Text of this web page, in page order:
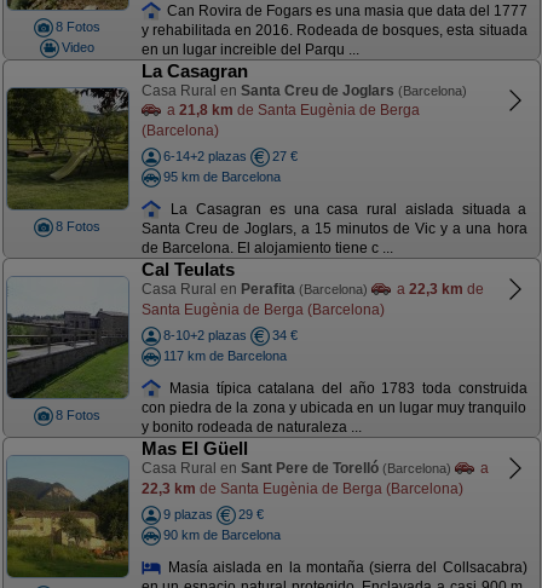
8 Fotos
Video
Can Rovira de Fogars es una masia que data del 1777
y rehabilitada en 2016. Rodeada de bosques, esta situada
en un lugar increible del Parqu ...
8 Fotos
La Casagran
Casa Rural en Santa Creu de Joglars (Barcelona)
a 21,8 km de Santa Eugènia de Berga
(Barcelona)
6-14+2 plazas
27 €
95 km de Barcelona
La Casagran es una casa rural aislada situada a
Santa Creu de Joglars, a 15 minutos de Vic y a una hora
de Barcelona. El alojamiento tiene c ...
8 Fotos
Cal Teulats
Casa Rural en Perafita (Barcelona) a 22,3 km de
Santa Eugènia de Berga (Barcelona)
8-10+2 plazas
34 €
117 km de Barcelona
Masia típica catalana del año 1783 toda construida
con piedra de la zona y ubicada en un lugar muy tranquilo
y bonito rodeada de naturaleza ...
Mas El Güell
Casa Rural en Sant Pere de Torelló (Barcelona)
a
22,3 km de Santa Eugènia de Berga (Barcelona)
9 plazas
29 €
90 km de Barcelona
Masía aislada en la montaña (sierra del Collsacabra)